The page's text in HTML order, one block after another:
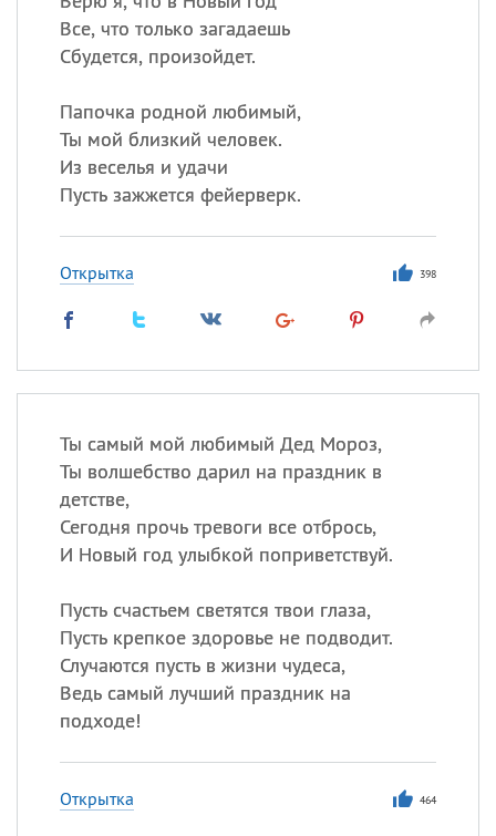
Все, что только загадаешь
Сбудется, произойдет.
Папочка родной любимый,
Ты мой близкий человек.
Из веселья и удачи
Пусть зажжется фейерверк.
Открытка 398
Ты самый мой любимый Дед Мороз,
Ты волшебство дарил на праздник в
детстве,
Сегодня прочь тревоги все отбрось,
И Новый год улыбкой поприветствуй.
Пусть счастьем светятся твои глаза,
Пусть крепкое здоровье не подводит.
Случаются пусть в жизни чудеса,
Ведь самый лучший праздник на
подходе!
Открытка 464